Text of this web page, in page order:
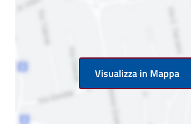
Visualizza in Mappa